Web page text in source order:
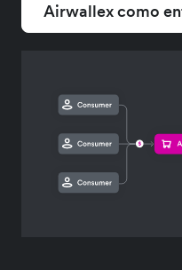
Airwallex como